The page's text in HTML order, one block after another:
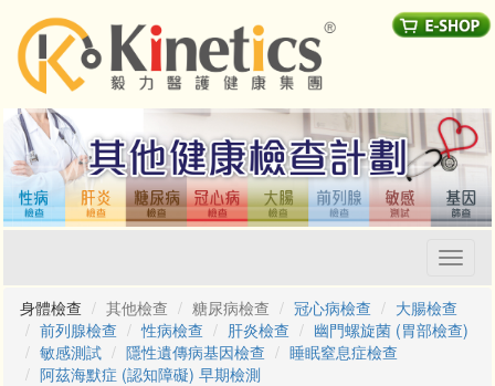
身體檢查
其他檢查 糖尿病檢查 冠心病檢查
大腸檢查
前列腺檢查
性病檢查 肝炎檢查
幽門螺旋菌 (胃部檢查)
敏感測試
隱性遺傳病基因檢查
睡眠窒息症檢查
阿茲海默症 (認知障礙) 早期檢測